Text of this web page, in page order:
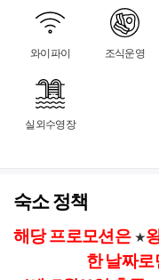
셀라 만 전망대
23.2km
와이파이 조식운영
실외수영장
숙소 정책
해당 프로모션은 ★
한 날짜